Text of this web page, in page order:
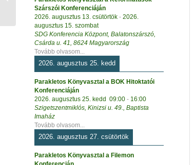
Szárszói Konferenciáján
2026. augusztus 13. csütörtök - 2026.
augusztus 15. szombat
SDG Konferencia Központ, Balatonszárszó,
Csárda u. 41, 8624 Magyarország
Tovább olvasom...
2026. augusztus 25. kedd
Parakletos Könyvasztal a BOK Hitoktatói
Konferenciáján
2026. augusztus 25. kedd 09:00 - 16:00
Szigetszentmiklós, Kinizsi u. 49., Baptista
Imaház
Tovább olvasom...
2026. augusztus 27. csütörtök
Parakletos Könyvasztal a Filemon
kesztyűbáb